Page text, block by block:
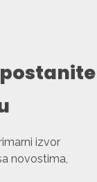
izvor
novostima,